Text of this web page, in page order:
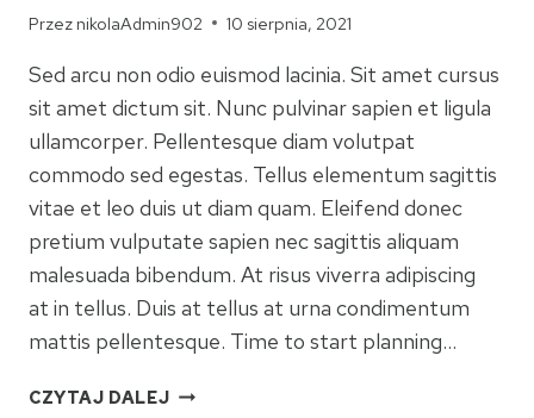
Przez nikolaAdmin902 10 sierpnia, 2021
Sed arcu non odio euismod lacinia. Sit amet cursus
sit amet dictum sit. Nunc pulvinar sapien et ligula
ullamcorper. Pellentesque diam volutpat
commodo sed egestas. Tellus elementum sagittis
vitae et leo duis ut diam quam. Eleifend donec
pretium vulputate sapien nec sagittis aliquam
malesuada bibendum. At risus viverra adipiscing
at in tellus. Duis at tellus at urna condimentum
mattis pellentesque. Time to start planning…
CZYTAJ DALEJ5